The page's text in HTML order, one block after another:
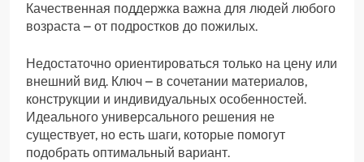
Качественная поддержка важна для людей любого
возраста – от подростков до пожилых.
Недостаточно ориентироваться только на цену или
внешний вид. Ключ – в сочетании материалов,
конструкции и индивидуальных особенностей.
Идеального универсального решения не
существует, но есть шаги, которые помогут
подобрать оптимальный вариант.